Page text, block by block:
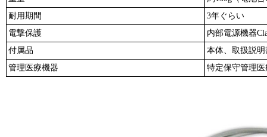
耐用期間
3年ぐらい
電撃保護
内部電源機器
付属品
本体、取扱説明
管理医療機器
特定保守管理